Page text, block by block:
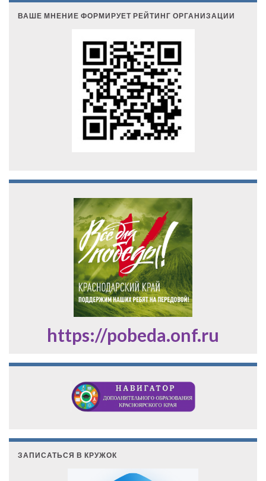
ВАШЕ МНЕНИЕ ФОРМИРУЕТ РЕЙТИНГ ОРГАНИЗАЦИИ
https://pobeda.onf.ru
ЗАПИСАТЬСЯ В КРУЖОК